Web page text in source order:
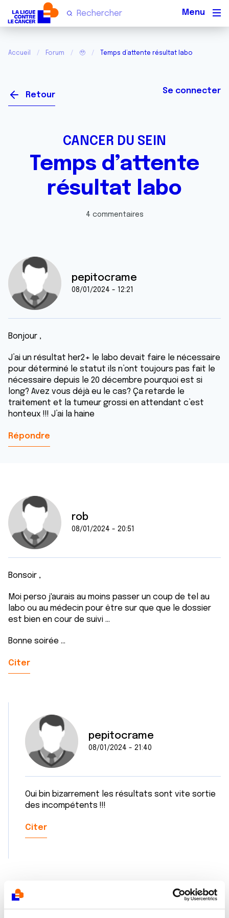
Accueil Forum 🥹 Temps d’attente résultat labo
Retour Se connecter
CANCER DU SEIN
Temps d’attente
résultat labo
4 commentaires
pepitocrame
08/01/2024 - 12:21
Bonjour ,
J’ai un résultat her2+ le labo devait faire le nécessaire
pour déterminé le statut ils n’ont toujours pas fait le
nécessaire depuis le 20 décembre pourquoi est si
long? Avez vous déjà eu le cas? Ça retarde le
traitement et la tumeur grossi en attendant c’est
honteux !!! J’ai la haine
Répondre
rob
08/01/2024 - 20:51
Bonsoir ,
Moi perso j'aurais au moins passer un coup de tel au
labo ou au médecin pour être sur que que le dossier
est bien en cour de suivi ...
Bonne soirée ...
Citer
pepitocrame
08/01/2024 - 21:40
Oui bin bizarrement les résultats sont vite sortie
des incompétents !!!
Citer
sylvie7012